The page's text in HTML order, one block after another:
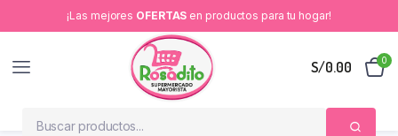
¡Las mejores OFERTAS en productos para tu hogar!
S/0.00 0